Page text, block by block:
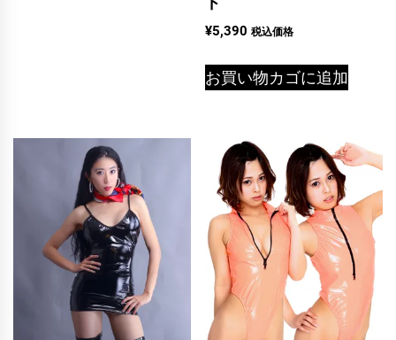
¥5,390 税込価格
お買い物カゴに追加